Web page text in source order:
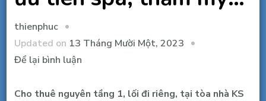
thienphuc
Updated on 13 Tháng Mười Một, 2023
Để lại bình luậntại
thuê
Cho thuê nguyên tầng 1, lối đi riêng, tại tòa nhà KS